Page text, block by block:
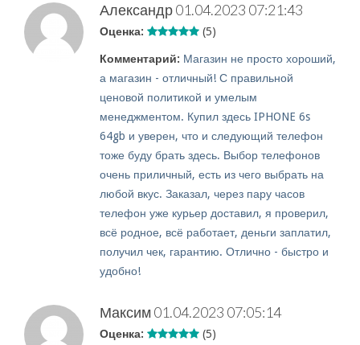
Александр01.04.2023 07:21:43
Оценка: (5)
Комментарий: Магазин не просто хороший,
а магазин - отличный! С правильной
ценовой политикой и умелым
менеджментом. Купил здесь IPHONE 6s
64gb и уверен, что и следующий телефон
тоже буду брать здесь. Выбор телефонов
очень приличный, есть из чего выбрать на
любой вкус. Заказал, через пару часов
телефон уже курьер доставил, я проверил,
всё родное, всё работает, деньги заплатил,
получил чек, гарантию. Отлично - быстро и
удобно!
Максим01.04.2023 07:05:14
Оценка: (5)